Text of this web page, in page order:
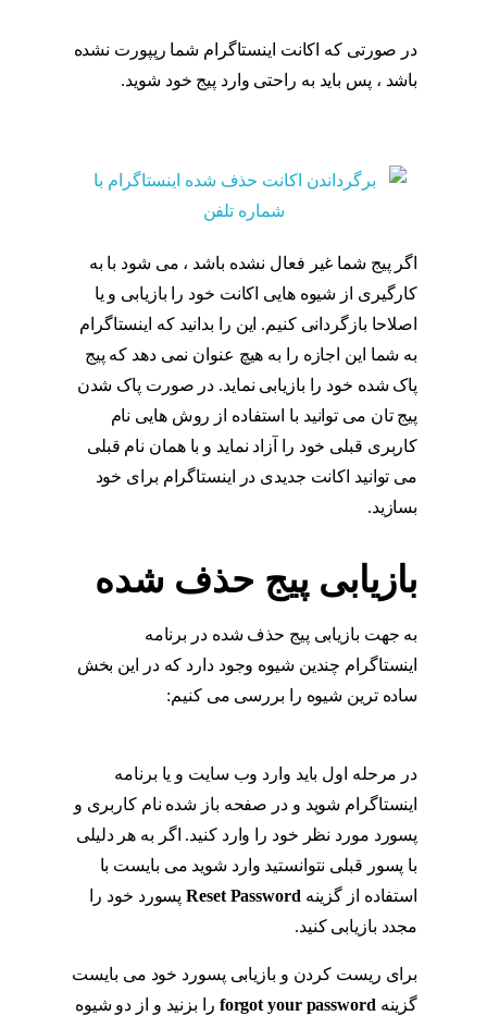
در صورتی که اکانت اینستاگرام شما رپپورت نشده
باشد ، پس باید به راحتی وارد پیج خود شوید.
اگر پیج شما غیر فعال نشده باشد ، می شود با به
کارگیری از شیوه هایی اکانت خود را بازیابی و یا
اصلاحا بازگردانی کنیم. این را بدانید که اینستاگرام
به شما این اجازه را به هیچ عنوان نمی دهد که پیج
پاک شده خود را بازیابی نماید. در صورت پاک شدن
پیج تان می توانید با استفاده از روش هایی نام
کاربری قبلی خود را آزاد نماید و با همان نام قبلی
می توانید اکانت جدیدی در اینستاگرام برای خود
بسازید.
بازیابی پیج حذف شده
به جهت بازیابی پیج حذف شده در برنامه
اینستاگرام چندین شیوه وجود دارد که در این بخش
ساده ترین شیوه را بررسی می کنیم:
در مرحله اول باید وارد وب سایت و یا برنامه
اینستاگرام شوید و در صفحه باز شده نام کاربری و
پسورد مورد نظر خود را وارد کنید. اگر به هر دلیلی
با پسور قبلی نتوانستید وارد شوید می بایست با
استفاده از گزینه Reset Passwordپسورد خود را
مجدد بازیابی کنید.
برای ریست کردن و بازیابی پسورد خود می بایست
گزینه forgot your password را بزنید و از دو شیوه